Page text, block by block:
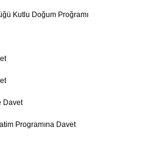
Kutlu Doğum Proğramı
Davet
Programına Davet